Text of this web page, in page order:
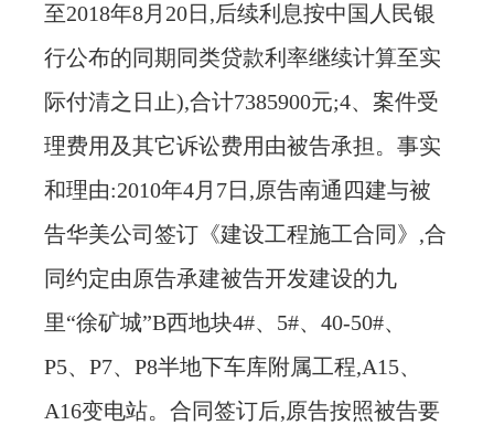
至2018年8月20日,后续利息按中国人民银
行公布的同期同类贷款利率继续计算至实
际付清之日止),合计7385900元;4、案件受
理费用及其它诉讼费用由被告承担。事实
和理由:2010年4月7日,原告南通四建与被
告华美公司签订《建设工程施工合同》,合
同约定由原告承建被告开发建设的九
里“徐矿城”B西地块4#、5#、40-50#、
P5、P7、P8半地下车库附属工程,A15、
A16变电站。合同签订后,原告按照被告要